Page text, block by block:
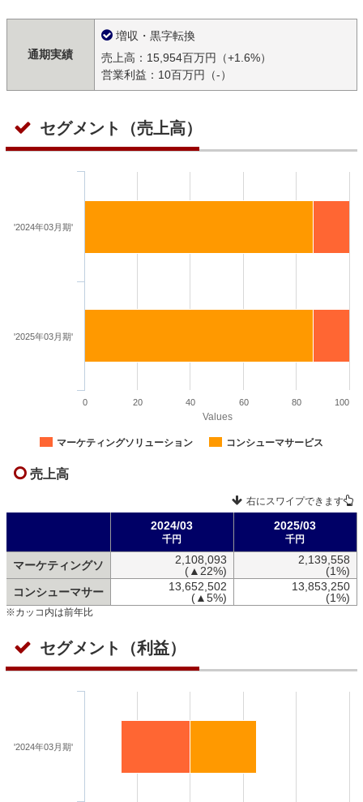
通期実績
増収・黒字転換
売上高：15,954百万円（+1.6%）
営業利益：10百万円（-）
セグメント（売上高）
Values
マーケティングソリューション コンシューマサービス
'2024年03月期'
'2025年03月期'
0 20 40 60 80 100
売上高
右にスワイプできます
2024/03
千円
2025/03
千円
マーケティングソ
2,108,093
(▲22%)
2,139,558
(1%)
コンシューマサー
13,652,502
(▲5%)
13,853,250
(1%)
※カッコ内は前年比
セグメント（利益）
'2024年03月期'